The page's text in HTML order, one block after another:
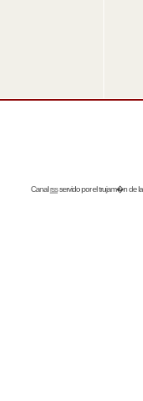
Canalrssservido por eltrujam�nde